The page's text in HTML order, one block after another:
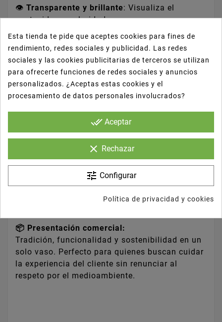
👁️ Transparente y brillante: Visualiza el
contenido con claridad.
♻️
Fabricado en PP reutilizable y reciclable
:
Comprometido con el medio ambiente.
💪 Alta resistencia y durabilidad
: Perfecto para
uso en exterior, sidrerías y eventos.
Apto para lavavajillas
: Fácil limpieza para
múltiples usos.
Diseño tradicional
del vaso de sidra.
Apilable y ligero: Ahorro de espacio en barra
o almacenamiento.
Ideal para hostelería, ferias, fiestas
populares o venta al por mayor.
📦 Presentación comercial:
Tradición, funcionalidad y sostenibilidad en un
solo vaso. Perfecto para quienes buscan cuidar
la experiencia del cliente sin renunciar al
respeto por el medioambiente.
Esta tienda te pide que aceptes cookies para fines de
rendimiento, redes sociales y publicidad. Las redes
sociales y las cookies publicitarias de terceros se utilizan
para ofrecerte funciones de redes sociales y anuncios
personalizados. ¿Aceptas estas cookies y el
procesamiento de datos personales involucrados?
done_all Aceptar
clear Rechazar
tune Configurar
Política de privacidad y cookies